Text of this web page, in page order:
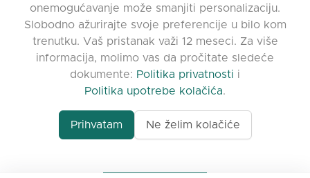
www.quora.com/
Agent-7/Maximizing-
© 2026 clasora.com platform | Sva prava
zadržana | Developed byC9 Group
onemogućavanje može smanjiti personalizaciju.
Slobodno ažurirajte svoje preferencije u bilo kom
trenutku. Vaš pristanak važi 12 meseci. Za više
informacija, molimo vas da pročitate sledeće
dokumente: Politika privatnosti i
Politika upotrebe kolačića.
Prihvatam Ne želim kolačiće